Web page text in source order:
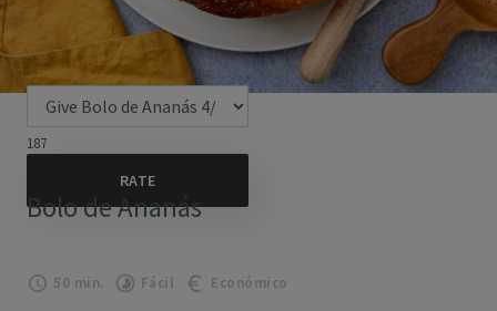
187
Bolo de Ananás
50 min. Fácil Económico